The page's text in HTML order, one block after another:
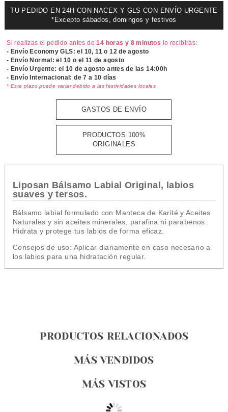
TU PEDIDO EN 24H CON NACEX Y GLS CON ENVÍO URGENTE
*Excepto sábados, domingos y festivos
Si realizas el pedido antes de14 horas y 8 minutos lo recibirás:
- Envío Economy GLS: el 10, 11 o 12 de agosto
- Envío Normal: el 10 o el 11 de agosto
- Envío Urgente: el10 de agosto antes de las 14:00h
- Envío Internacional: de 7 a 10 días
* Este plazo puede variar debido a las festividades locales
GASTOS DE ENVÍO
PRODUCTOS 100%
ORIGINALES
Liposan Bálsamo Labial Original, labios
suaves y tersos.
Bálsamo labial formulado con Manteca de Karité y Aceites
Naturales y sin aceites minerales, parafina ni parabenos.
Hidrata y protege tus labios de forma eficaz.
Consejos de uso: Aplicar diariamente en caso necesario a
los labios para una hidratación regular.
PRODUCTOS RELACIONADOS
MÁS VENDIDOS
MÁS VISTOS